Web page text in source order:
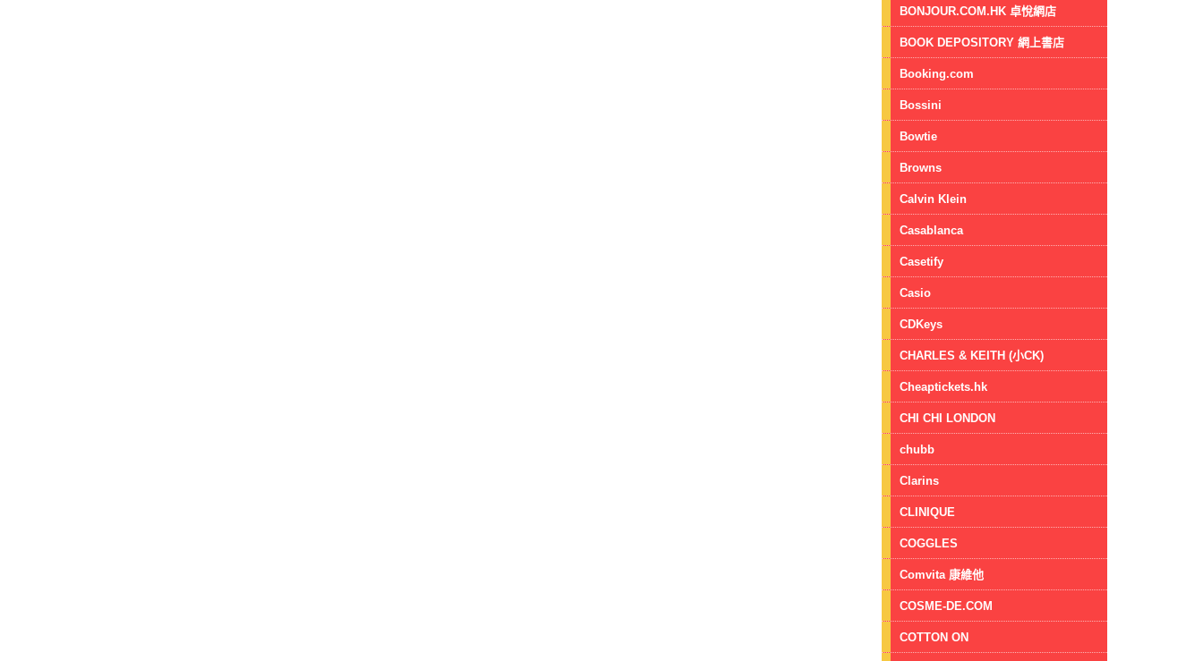
BONJOUR.COM.HK 卓悅網店
BOOK DEPOSITORY 網上書店
Booking.com
Bossini
Bowtie
Browns
Calvin Klein
Casablanca
Casetify
Casio
CDKeys
CHARLES & KEITH (小CK)
Cheaptickets.hk
CHI CHI LONDON
chubb
Clarins
CLINIQUE
COGGLES
Comvita 康維他
COSME-DE.COM
COTTON ON